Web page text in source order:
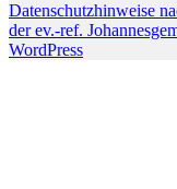
Datenschutzhinweise
der ev.-ref.
WordPress